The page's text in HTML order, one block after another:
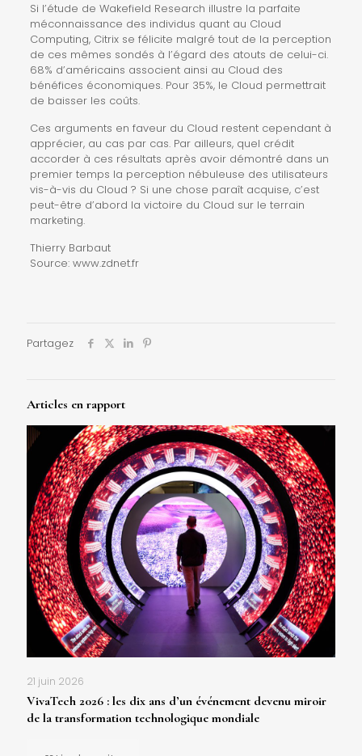
Si l’étude de Wakefield Research illustre la parfaite
méconnaissance des individus quant au Cloud
Computing, Citrix se félicite malgré tout de la perception
de ces mêmes sondés à l’égard des atouts de celui-ci.
68% d’américains associent ainsi au Cloud des
bénéfices économiques. Pour 35%, le Cloud permettrait
de baisser les coûts.
Ces arguments en faveur du Cloud restent cependant à
apprécier, au cas par cas. Par ailleurs, quel crédit
accorder à ces résultats après avoir démontré dans un
premier temps la perception nébuleuse des utilisateurs
vis-à-vis du Cloud ? Si une chose paraît acquise, c’est
peut-être d’abord la victoire du Cloud sur le terrain
marketing.
Thierry Barbaut
Source: www.zdnet.fr
Partagez
Articles en rapport
21 juin 2026
VivaTech 2026 : les dix ans d’un événement devenu miroir
de la transformation technologique mondiale